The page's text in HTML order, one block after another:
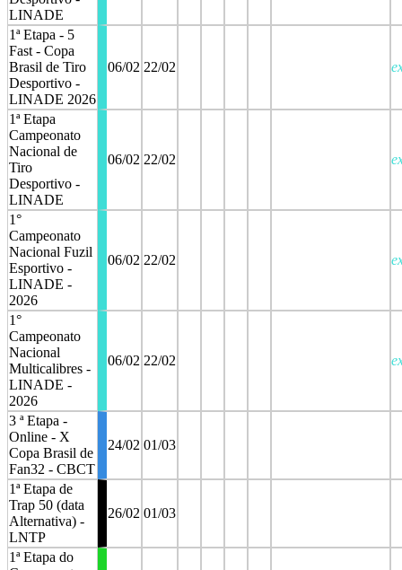
LINADE
1ª Etapa - 5
Fast - Copa
Brasil de Tiro
Desportivo -
LINADE 2026
06/02 22/02
1ª Etapa
Campeonato
Nacional de
Tiro
Desportivo -
LINADE
06/02 22/02
1°
Campeonato
Nacional Fuzil
Esportivo -
LINADE -
2026
06/02 22/02
1°
Campeonato
Nacional
Multicalibres -
LINADE -
2026
06/02 22/02
3 ª Etapa -
Online - X
Copa Brasil de
Fan32 - CBCT
24/02 01/03
1ª Etapa de
Trap 50 (data
Alternativa) -
LNTP
26/02 01/03
1ª Etapa do